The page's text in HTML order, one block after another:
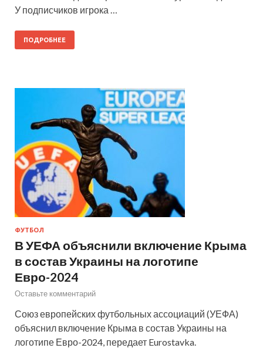
У подписчиков игрока …
ПОДРОБНЕЕ
ФУТБОЛ
В УЕФА объяснили включение Крыма
в состав Украины на логотипе
Евро-2024
Оставьте комментарий
Союз европейских футбольных ассоциаций (УЕФА)
объяснил включение Крыма в состав Украины на
логотипе Евро-2024, передает Eurostavka.